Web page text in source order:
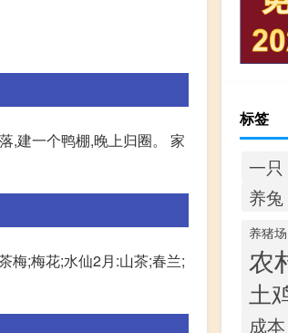
,建一个鸭棚,晚上归圈。 家
梅;梅花;水仙2月:山茶;春兰;
标签
一只
养兔
养猪场
农
土
成本